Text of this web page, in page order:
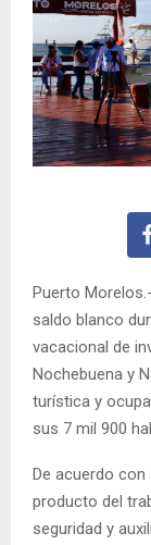
Puerto
saldo blanco
vacacional de
Nochebuena y
turística y
sus 7 mil 900
De acuerdo
producto del
seguridad y